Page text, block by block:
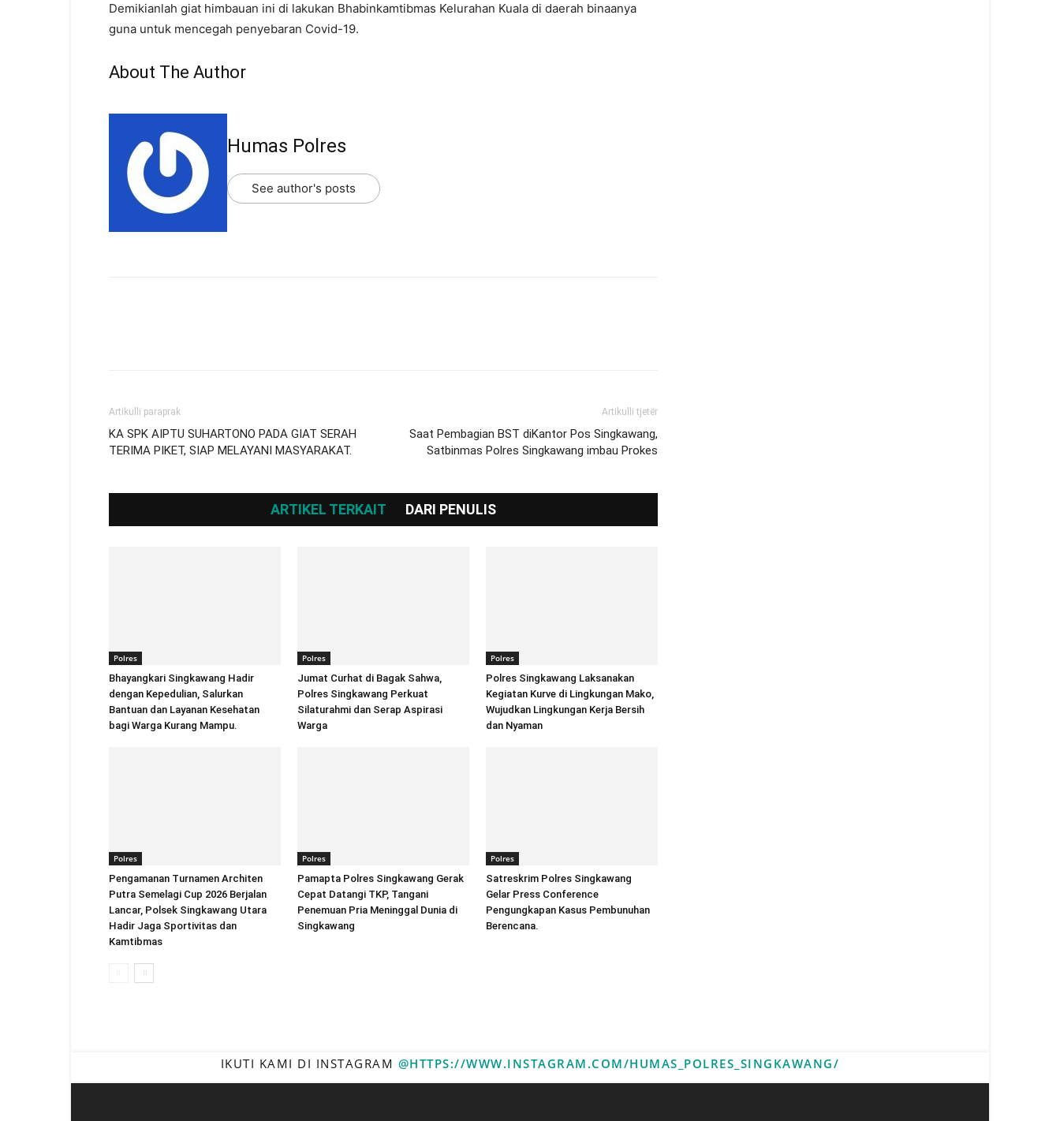
Demikianlah giat himbauan ini di lakukan Bhabinkamtibmas Kelurahan Kuala di daerah binaanya
guna untuk mencegah penyebaran Covid-19.
About The Author
Humas Polres
See author's posts
Artikulli paraprak
KA SPK AIPTU SUHARTONO PADA GIAT SERAH
TERIMA PIKET, SIAP MELAYANI MASYARAKAT.
Artikulli tjetër
Saat Pembagian BST diKantor Pos Singkawang,
Satbinmas Polres Singkawang imbau Prokes
ARTIKEL TERKAIT DARI PENULIS
Polres
Bhayangkari Singkawang Hadir
dengan Kepedulian, Salurkan
Bantuan dan Layanan Kesehatan
bagi Warga Kurang Mampu.
Polres
Jumat Curhat di Bagak Sahwa,
Polres Singkawang Perkuat
Silaturahmi dan Serap Aspirasi
Warga
Polres
Polres Singkawang Laksanakan
Kegiatan Kurve di Lingkungan Mako,
Wujudkan Lingkungan Kerja Bersih
dan Nyaman
Polres
Pengamanan Turnamen Architen
Putra Semelagi Cup 2026 Berjalan
Lancar, Polsek Singkawang Utara
Hadir Jaga Sportivitas dan
Kamtibmas
Polres
Pamapta Polres Singkawang Gerak
Cepat Datangi TKP, Tangani
Penemuan Pria Meninggal Dunia di
Singkawang
Polres
Satreskrim Polres Singkawang
Gelar Press Conference
Pengungkapan Kasus Pembunuhan
Berencana.
IKUTI KAMI DI INSTAGRAM @HTTPS://WWW.INSTAGRAM.COM/HUMAS_POLRES_SINGKAWANG/